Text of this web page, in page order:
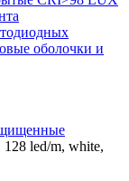
оболочки и
128 led/m, white,